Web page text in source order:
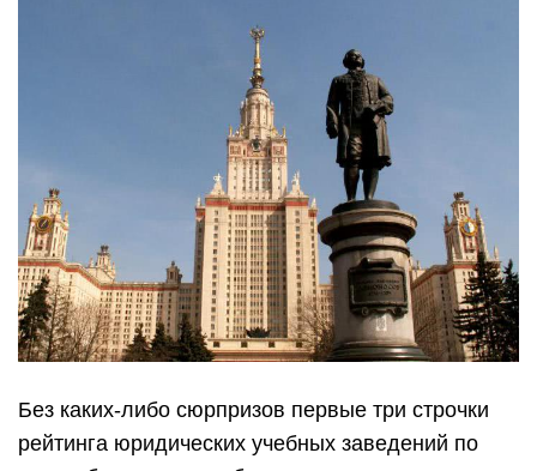
Без каких-либо сюрпризов первые три строчки
рейтинга юридических учебных заведений по